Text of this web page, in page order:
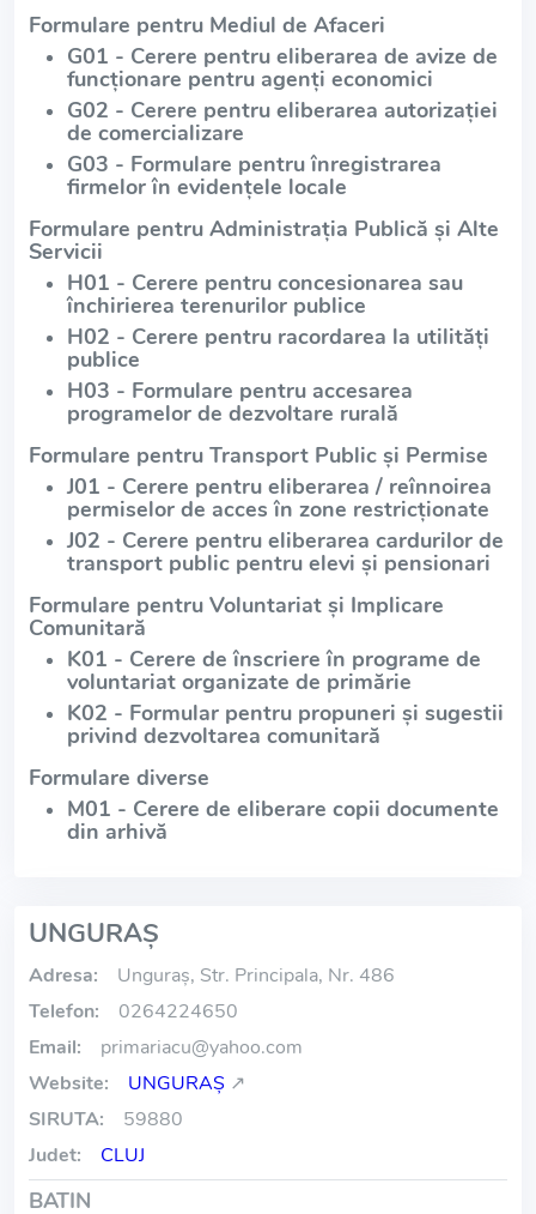
Formulare pentru Mediul de Afaceri
G01 - Cerere pentru eliberarea de avize de
funcționare pentru agenți economici
G02 - Cerere pentru eliberarea autorizației
de comercializare
G03 - Formulare pentru înregistrarea
firmelor în evidențele locale
Formulare pentru Administrația Publică și Alte
Servicii
H01 - Cerere pentru concesionarea sau
închirierea terenurilor publice
H02 - Cerere pentru racordarea la utilități
publice
H03 - Formulare pentru accesarea
programelor de dezvoltare rurală
Formulare pentru Transport Public și Permise
J01 - Cerere pentru eliberarea / reînnoirea
permiselor de acces în zone restricționate
J02 - Cerere pentru eliberarea cardurilor de
transport public pentru elevi și pensionari
Formulare pentru Voluntariat și Implicare
Comunitară
K01 - Cerere de înscriere în programe de
voluntariat organizate de primărie
K02 - Formular pentru propuneri și sugestii
privind dezvoltarea comunitară
Formulare diverse
M01 - Cerere de eliberare copii documente
din arhivă
UNGURAŞ
Adresa:
Unguraş, Str. Principala, Nr. 486
Telefon:
0264224650
Email:
primariacu@yahoo.com
Website:
UNGURAŞ ↗
SIRUTA:
59880
Judet:
CLUJ
BATIN